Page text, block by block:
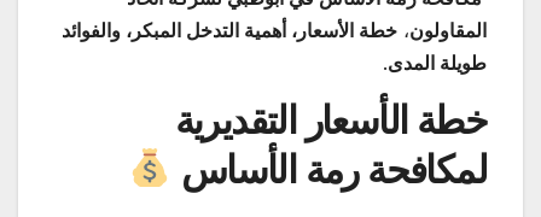
المقاولون، خطة الأسعار، أهمية التدخل المبكر، والفوائد
طويلة المدى.
خطة الأسعار التقديرية
لمكافحة رمة الأساس